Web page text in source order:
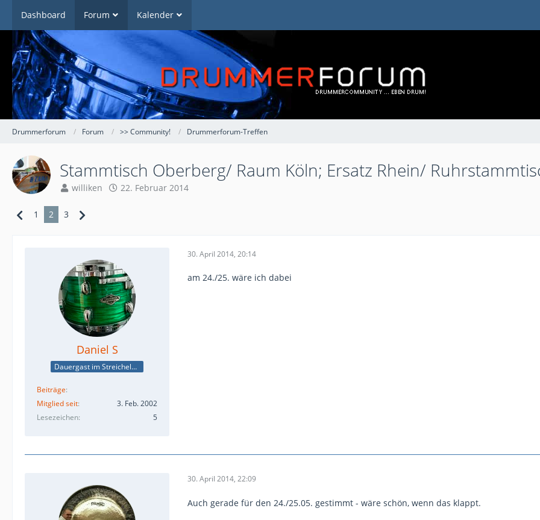
Dashboard Forum Kalender
Drummerforum Forum >> Community! Drummerforum-Treffen
Stammtisch Oberberg/ Raum Köln; Ersatz Rhein/
williken 22. Februar 2014
1 2 3
Daniel S
Dauergast im Streichelzoo
Beiträge
Mitglied seit
3. Feb. 2002
Lesezeichen
5
30. April 2014, 20:14
am 24./25. wäre ich dabei
30. April 2014, 22:09
Auch gerade für den 24./25.05. gestimmt - wäre schön, wenn das klappt.